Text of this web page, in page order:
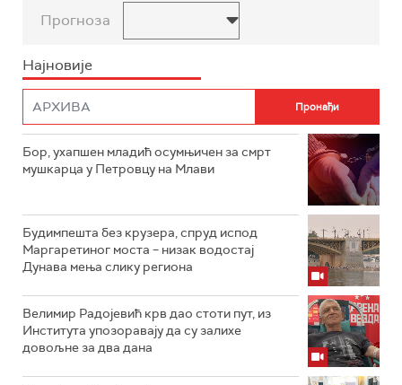
Прогноза
Најновије
Бор, ухапшен младић осумњичен за смрт
мушкарца у Петровцу на Млави
Будимпешта без крузера, спруд испод
Маргаретиног моста – низак водостај
Дунава мења слику региона
Велимир Радојевић крв дао стоти пут, из
Института упозоравају да су залихе
довољне за два дана